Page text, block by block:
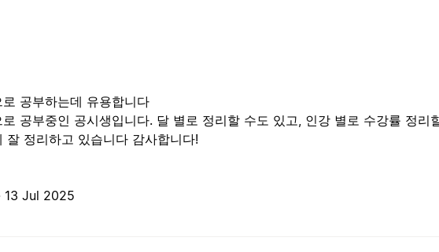
로 공부하는데 유용합니다
로 공부중인 공시생입니다. 달 별로 정리할 수도 있고, 인강 별로 수강률 정리
잘 정리하고 있습니다 감사합니다!
13 Jul 2025